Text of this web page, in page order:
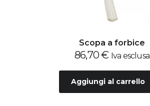
Scopa a forbice
86,70€ Iva esclusa
Aggiungi al carrello